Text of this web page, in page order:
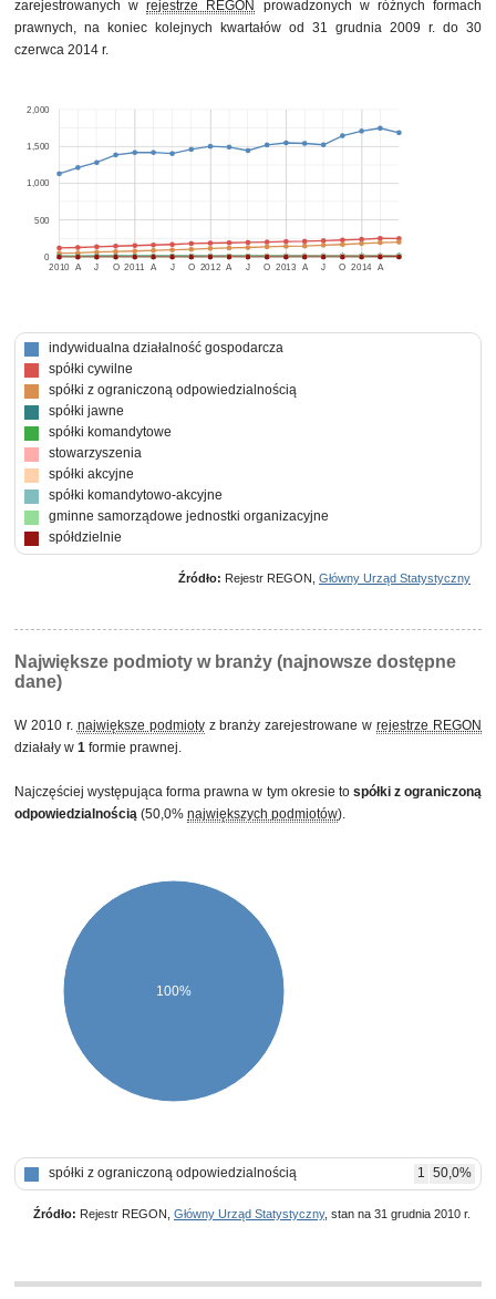
zarejestrowanych wrejestrze REGON
prowadzonych w różnych formach
prawnych, na koniec kolejnych kwartałów od 31 grudnia 2009 r. do 30
czerwca 2014 r.
2010 2011 2012 2013 2014
A J O A J O A J O A J O A
0
500
1,000
1,500
2,000
indywidualna działalność gospodarcza
spółki cywilne
spółki z ograniczoną odpowiedzialnością
spółki jawne
spółki komandytowe
stowarzyszenia
spółki akcyjne
spółki komandytowo-akcyjne
gminne samorządowe jednostki organizacyjne
spółdzielnie
Źródło: Rejestr REGON, Główny Urząd Statystyczny
Największe podmioty w branży (najnowsze dostępne
dane)
W 2010 r. największe podmiotyz branży zarejestrowane wrejestrze REGON
działały w 1 formie prawnej.
Najczęściej występująca forma prawna w tym okresie to spółki z ograniczoną
odpowiedzialnością (50,0% największych podmiotów).
100%
spółki z ograniczoną odpowiedzialnością 1 50,0%
Źródło: Rejestr REGON, Główny Urząd Statystyczny, stan na 31 grudnia 2010 r.